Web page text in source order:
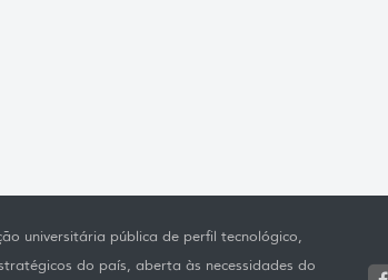
universitária pública de perfil tecnológico,
do país, aberta às necessidades do